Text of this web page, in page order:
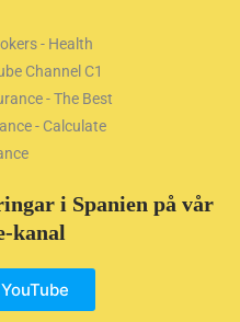
i Spanien på vår
kanal